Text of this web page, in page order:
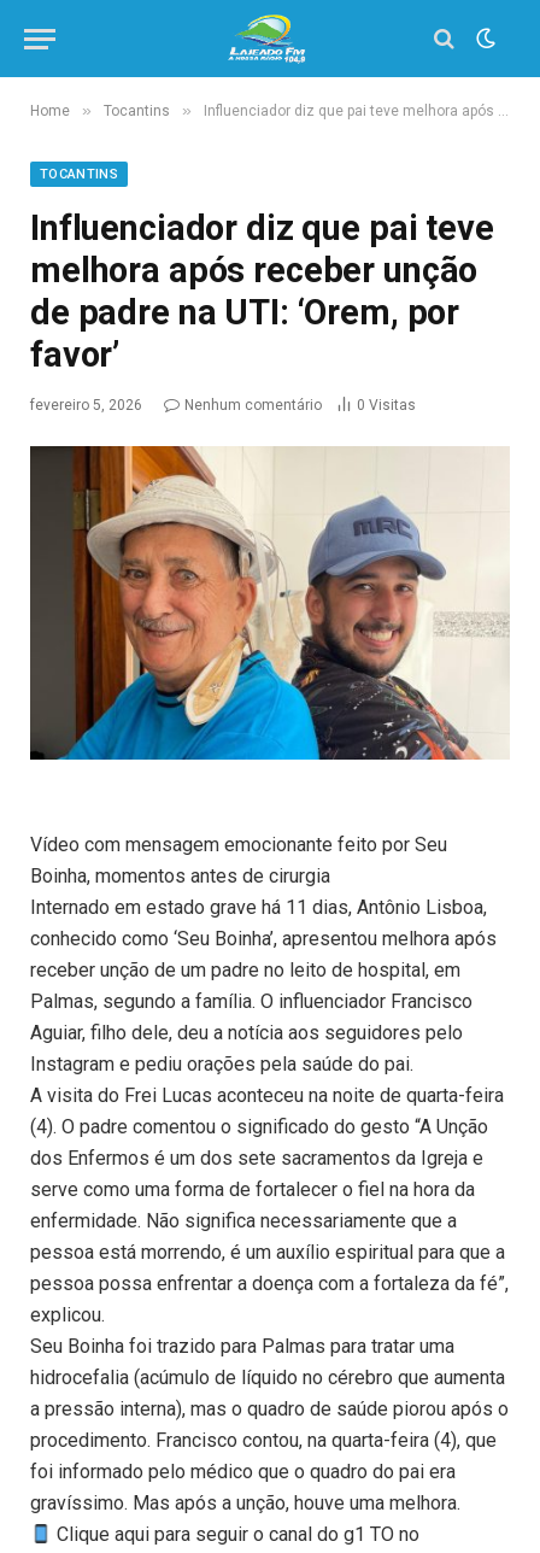
Home » Tocantins » Influenciador diz que pai teve melhora após receber unção de padre na UTI: ‘Orem, por favor’
TOCANTINS
Influenciador diz que pai teve
melhora após receber unção
de padre na UTI: ‘Orem, por
favor’
fevereiro 5, 2026 Nenhum comentário 0 Visitas
Vídeo com mensagem emocionante feito por Seu
Boinha, momentos antes de cirurgia
Internado em estado grave há 11 dias, Antônio Lisboa,
conhecido como ‘Seu Boinha’, apresentou melhora após
receber unção de um padre no leito de hospital, em
Palmas, segundo a família. O influenciador Francisco
Aguiar, filho dele, deu a notícia aos seguidores pelo
Instagram e pediu orações pela saúde do pai.
A visita do Frei Lucas aconteceu na noite de quarta-feira
(4). O padre comentou o significado do gesto “A Unção
dos Enfermos é um dos sete sacramentos da Igreja e
serve como uma forma de fortalecer o fiel na hora da
enfermidade. Não significa necessariamente que a
pessoa está morrendo, é um auxílio espiritual para que a
pessoa possa enfrentar a doença com a fortaleza da fé”,
explicou.
Seu Boinha foi trazido para Palmas para tratar uma
hidrocefalia (acúmulo de líquido no cérebro que aumenta
a pressão interna), mas o quadro de saúde piorou após o
procedimento. Francisco contou, na quarta-feira (4), que
foi informado pelo médico que o quadro do pai era
gravíssimo. Mas após a unção, houve uma melhora.
Clique aqui para seguir o canal do g1 TO no